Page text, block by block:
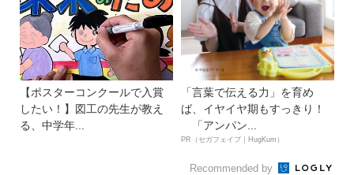
【ポスターコンクールで入賞
したい！】図工の先生が教え
る、中学年...
「言葉で伝える力」を育め
ば、イヤイヤ期もすっきり！
「アンパン...
PR（セガフェイブ｜HugKum）
Recommended by